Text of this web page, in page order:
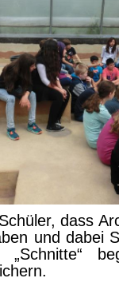
dass
und dabei